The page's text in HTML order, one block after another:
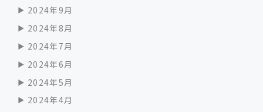
2024年9月
2024年8月
2024年7月
2024年6月
2024年5月
2024年4月